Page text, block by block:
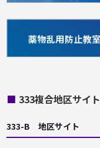
■ 333複合地区サイト
333-B 地区サイト